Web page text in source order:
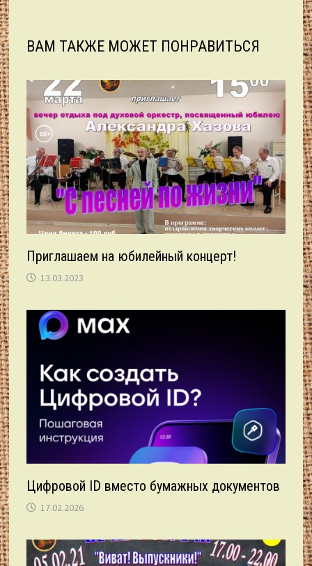
ВАМ ТАКЖЕ МОЖЕТ ПОНРАВИТЬСЯ
Приглашаем на юбилейный концерт!
13.03.2023
Цифровой ID вместо бумажных документов
17.02.2026